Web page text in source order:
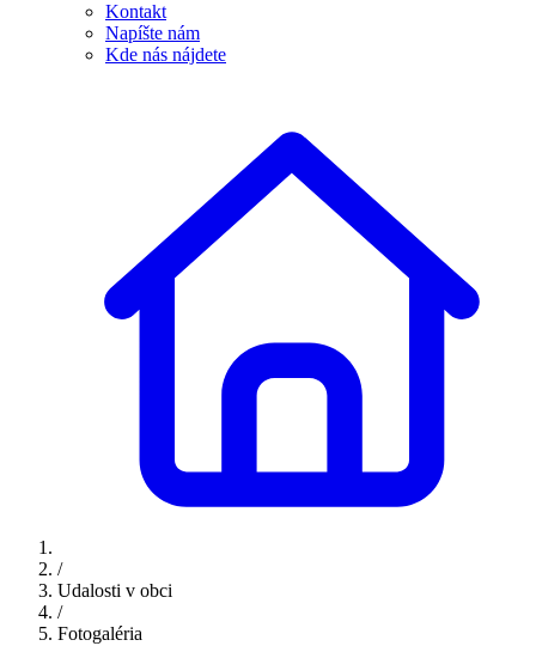
Kontakt
Napíšte nám
Kde nás nájdete
/
Udalosti v obci
/
Fotogaléria